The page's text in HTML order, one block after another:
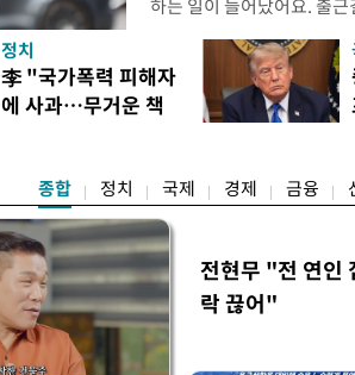
하는 일이 늘어났어요. 출
거나, 누가 길을 막고 서
(40대 직장인 A씨) 유례없
에도 쉽게 짜증을 내거나
있다. 높은 기온과 습도가
정치
李 "국가폭력 피해자
에 사과…무거운 책
종합 정치 국제 경제 금융
전현무 "전 연인
락 끊어"